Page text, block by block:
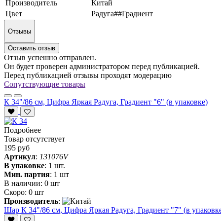
Производитель
Китай
Цвет
Радуга##Градиент
Отзывы
Оставить отзыв
Отзыв успешно отправлен.
Он будет проверен администратором перед публикацией.
Перед публикацией отзывы проходят модерацию
Сопутствующие товары
К 34"/86 см, Цифра Яркая Радуга, Градиент "6" (в упаковке)
Подробнее
Товар отсутствует
195 руб
Артикул: 131076V
В упаковке: 1 шт.
Мин. партия: 1 шт
В наличии: 0 шт
Скоро: 0 шт
Производитель:
Шар К 34"/86 см, Цифра Яркая Радуга, Градиент "7" (в